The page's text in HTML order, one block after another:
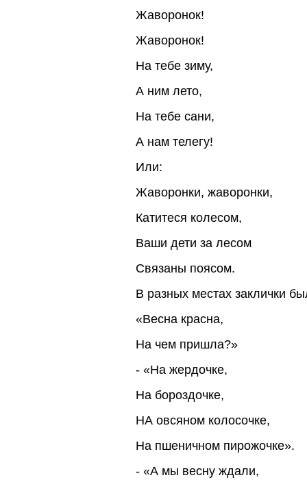
Жаворонок!
Жаворонок!
На тебе зиму,
А ним лето,
На тебе сани,
А нам телегу!
Или:
Жаворонки, жаворонки,
Катитеся колесом,
Ваши дети за лесом
Связаны поясом.
В разных местах заклички
«Весна красна,
На чем пришла?»
- «На жердочке,
На бороздочке,
НА овсяном колосочке,
На пшеничном пирожочке».
- «А мы весну ждали,